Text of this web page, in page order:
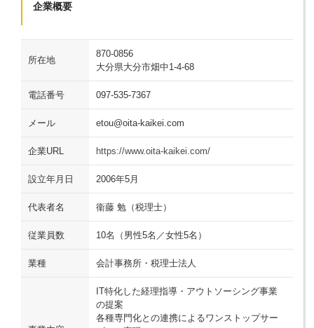
企業概要
所在地
870-0856
大分県大分市畑中1-4-68
電話番号 097-535-7367
メール etou@oita-kaikei.com
企業URL https://www.oita-kaikei.com/
設立年月日 2006年5月
代表者名 衞藤 勉（税理士）
従業員数 10名（男性5名／女性5名）
業種 会計事務所・税理士法人
IT特化した経理指導・アウトソーシング事業
の提案
各種専門化との連携によるワンストップサー